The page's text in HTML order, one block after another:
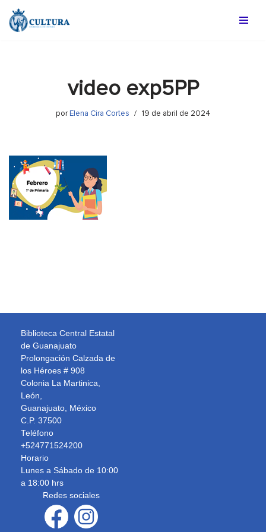
Saltar
video exp5PP
por Elena Cira Cortes 19 de abril de 2024
Biblioteca Central Estatal
de Guanajuato
Prolongación Calzada de
los Héroes # 908
Colonia La Martinica,
León,
Guanajuato, México
C.P. 37500
Teléfono
+524771524200
Horario
Lunes a Sábado de 10:00
a 18:00 hrs
Redes sociales